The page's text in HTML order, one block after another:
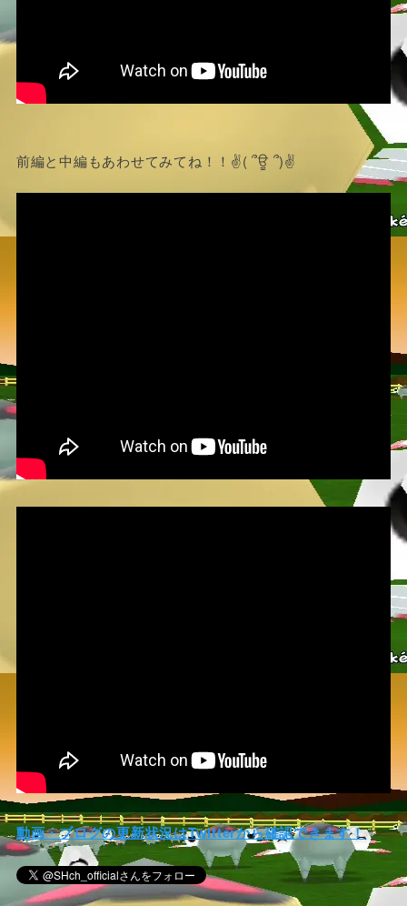
前編と中編もあわせてみてね！！✌( ՞ਊ ՞)✌
動画・ブログの更新状況はTwitterから確認できます！